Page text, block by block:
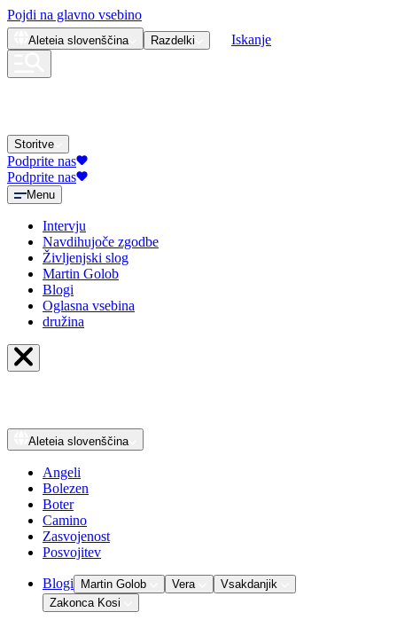
Pojdi na glavno vsebino
Aleteia slovenščina Razdelki Iskanje
Storitve
Podprite nas
Podprite nas
Menu
Intervju
Navdihujoče zgodbe
Življenjski slog
Martin Golob
Blogi
Oglasna vsebina
družina
Aleteia slovenščina
Angeli
Bolezen
Boter
Camino
Zasvojenost
Posvojitev
Blogi Martin Golob Vera
Vsakdanjik
Zakonca Kosi